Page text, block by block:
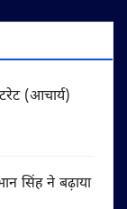
(आचार्य)
सिंह ने बढ़ाया